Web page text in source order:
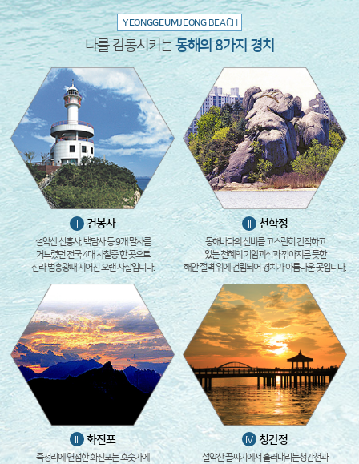
YEONGGEUMJEONGBEACH
나를 감동시키는동해의 8가지 경치
I 건봉사
설악산 신흥사, 백담사 등 9개 말사를
거느렸던 전국 4대 사찰중 한 곳으로
신라 법흥왕때 지어진 오랜 사찰입니다.
II 천학정
동해바다의 신비를 고스란히 간직하고
있는 천혜의 기암괴석과 깎아지른 듯한
해안 절벽 위에 건립되어 경치가 아름다운 곳입니다.
화진포
죽정리에 연접한 화진포는 호숫가에
IV 청간정
설악산 골짜기에서 흘러내리는청간천과